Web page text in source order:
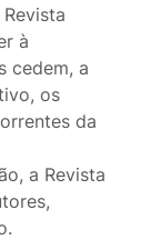
à
cedem, a
os
da
a Revista